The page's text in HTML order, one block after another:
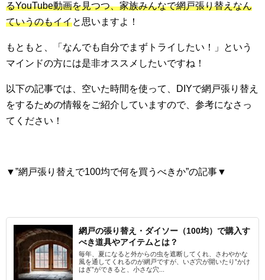
るYouTube動画を見つつ、家族みんなで網戸張り替えなん
ていうのもイイと思いますよ！
もともと、「なんでも自分でまずトライしたい！」という
マインドの方には是非オススメしたいですね！
以下の記事では、空いた時間を使って、DIYで網戸張り替え
をするための情報をご紹介していますので、参考になさっ
てください！
▼”網戸張り替えで100均で何を買うべきか”の記事▼
網戸の張り替え・ダイソー（100均）で購入す
べき道具やアイテムとは？
毎年、夏になると外からの虫を遮断してくれ、さわやかな
風を通してくれるのが網戸ですが、いざ穴が開いたり”かけ
はぎ”ができると、小さな穴...